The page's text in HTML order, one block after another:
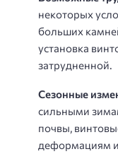
некоторых
больших
установка
затрудненной.
Сезонные
сильными
почвы,
деформациям